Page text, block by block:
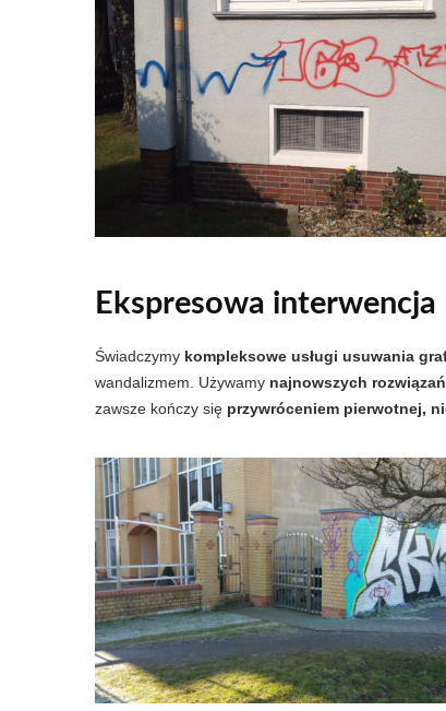
Ekspresowa interwencja
Świadczymy kompleksowe usługi usuwania
wandalizmem. Używamy najnowszych
zawsze kończy się przywróceniem pierwotnej,